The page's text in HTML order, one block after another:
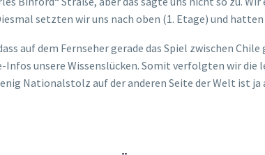
machten wir noch einen Abstecher zu dem
Vivi konnte schon aus der Ferne sehen, dass die
ein paar Lebensmittel (eigentlich nur Abendsnacks)